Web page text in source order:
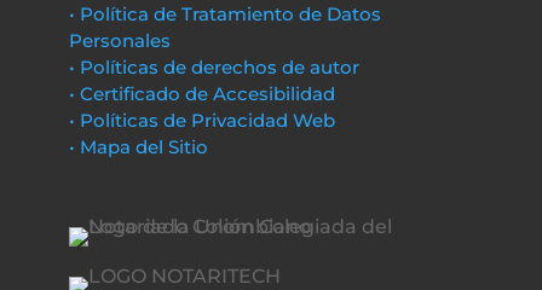
• Política de Tratamiento de Datos
Personales
• Políticas de derechos de autor
• Certificado de Accesibilidad
• Políticas de Privacidad Web
• Mapa del Sitio